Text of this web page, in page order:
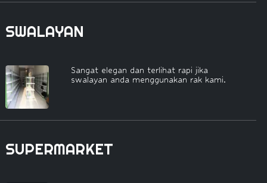
SWALAYAN
Sangat elegan dan terlihat rapi jika
swalayan anda menggunakan rak kami.
SUPERMARKET